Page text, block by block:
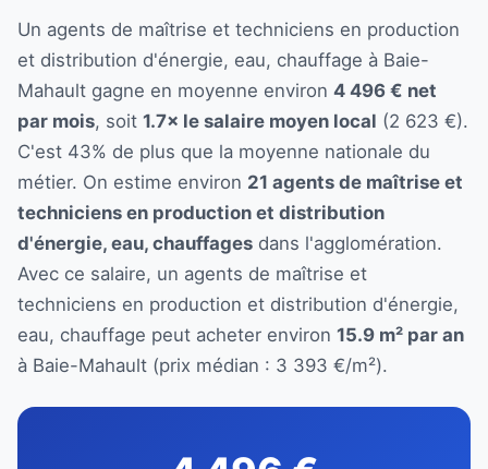
Un agents de maîtrise et techniciens en production
et distribution d'énergie, eau, chauffage à Baie-
Mahault gagne en moyenne environ 4 496 € net
par mois, soit 1.7× le salaire moyen local (2 623 €).
C'est 43% de plus que la moyenne nationale du
métier. On estime environ 21 agents de maîtrise et
techniciens en production et distribution
d'énergie, eau, chauffages dans l'agglomération.
Avec ce salaire, un agents de maîtrise et
techniciens en production et distribution d'énergie,
eau, chauffage peut acheter environ 15.9 m² par an
à Baie-Mahault (prix médian : 3 393 €/m²).